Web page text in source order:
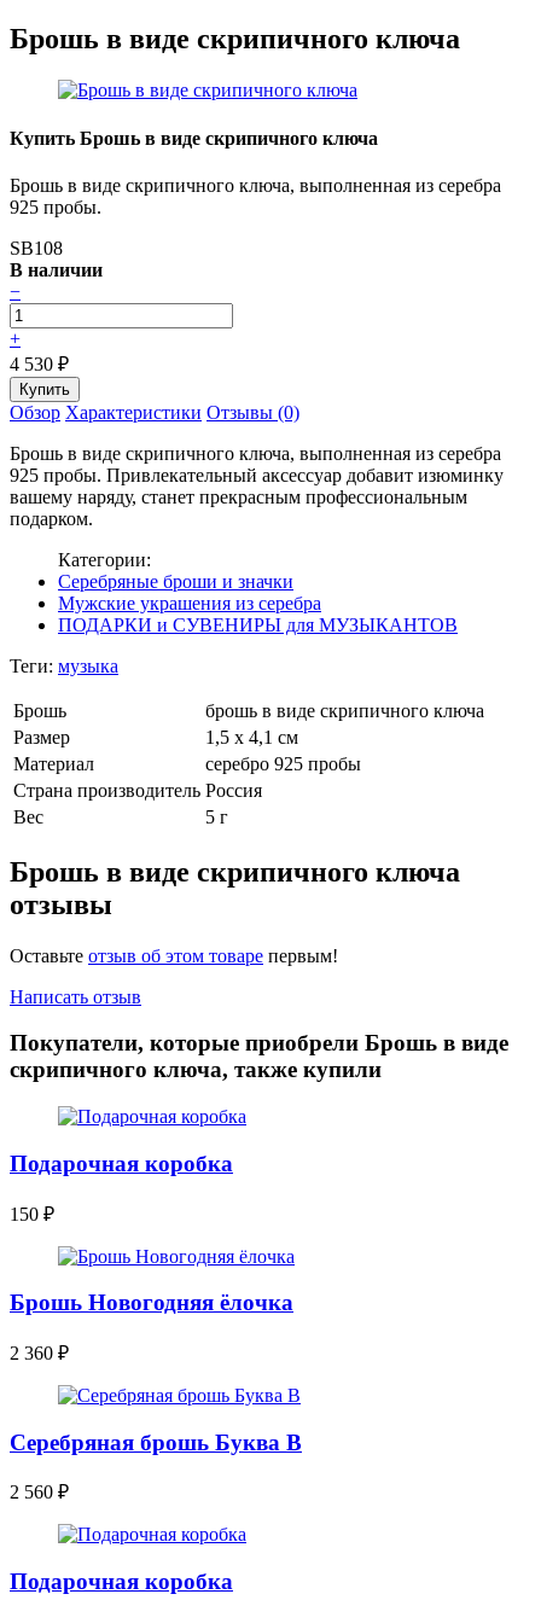
Брошь в виде скрипичного ключа
Купить Брошь в виде скрипичного ключа
Брошь в виде скрипичного ключа, выполненная из серебра
925 пробы.
SB108
В наличии
−
+
4 530 ₽
Обзор Характеристики Отзывы (0)
Брошь в виде скрипичного ключа, выполненная из серебра
925 пробы. Привлекательный аксессуар добавит изюминку
вашему наряду, станет прекрасным профессиональным
подарком.
Категории:
Серебряные броши и значки
Мужские украшения из серебра
ПОДАРКИ и СУВЕНИРЫ для МУЗЫКАНТОВ
Теги: музыка
Брошь
брошь в виде скрипичного ключа
Размер
1,5 х 4,1 см
Материал
серебро 925 пробы
Страна производитель Россия
Вес
5 г
Брошь в виде скрипичного ключа
отзывы
Оставьте отзыв об этом товаре первым!
Написать отзыв
Покупатели, которые приобрели Брошь в виде
скрипичного ключа, также купили
Подарочная коробка
150 ₽
Брошь Новогодняя ёлочка
2 360 ₽
Серебряная брошь Буква В
2 560 ₽
Подарочная коробка